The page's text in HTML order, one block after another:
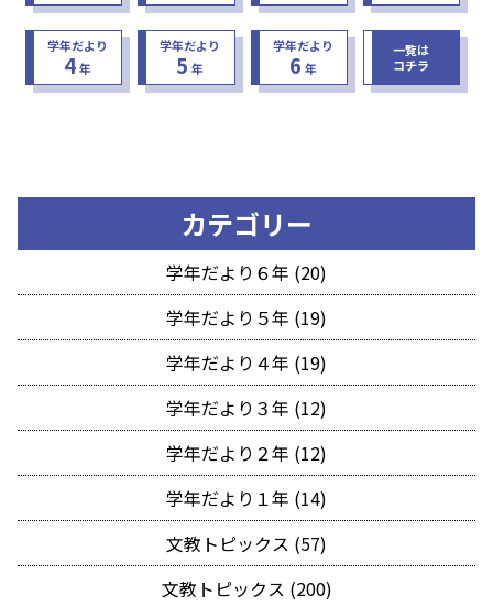
学年だより
4年
学年だより
5 年
学年だより
6 年
一覧は
コチラ
カテゴリー
学年だより６年 (20)
学年だより５年 (19)
学年だより４年 (19)
学年だより３年 (12)
学年だより２年 (12)
学年だより１年 (14)
文教トピックス (57)
文教トピックス (200)